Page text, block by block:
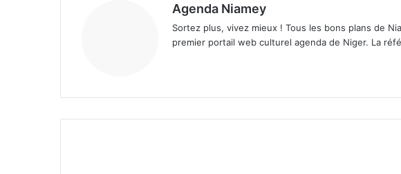
Agenda Niamey
Sortez plus, vivez mieux ! Tous les bons plans de
premier portail web culturel agenda de Niger. La